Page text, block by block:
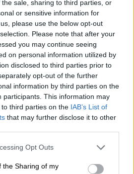
sale, sharing to third parties, or
or sensitive information for
please use the below opt-out
Please note that after your
you may continue seeing
on personal information utilized by
disclosed to third parties prior to
opt-out of the further
information by third parties on the
participants. This information may
third parties on the IAB’s List of
that may further disclose it to other
Opt Outs
the Sharing of my
τελικά στην Ελλάδα
ύψους 240 εκατ. ευρώ
Κυβέρνηση
αλλαγή να οδηγήσει σε
στα δάνεια, νέο deal